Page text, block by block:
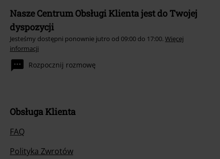
Nasze Centrum Obsługi Klienta jest do Twojej
dyspozycji
Jesteśmy dostępni ponownie jutro od 09:00 do 17:00. Więcej
informacji
Rozpocznij rozmowę
Obsługa Klienta
FAQ
Polityka Zwrotów